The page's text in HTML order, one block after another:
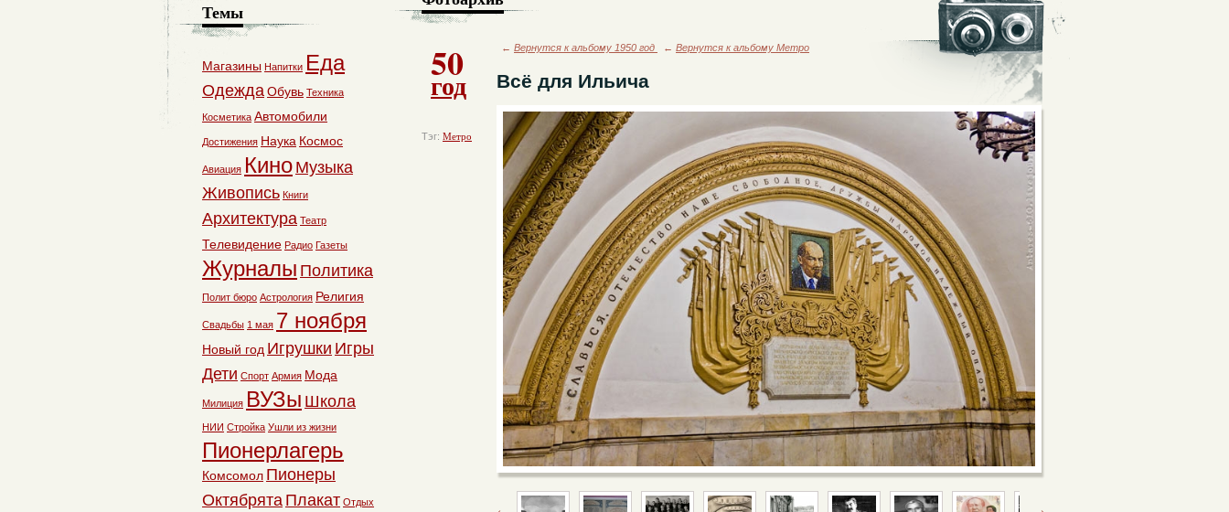
50
год
Тэг: Метро
← Вернутся к альбому 1950 год ← Вернутся к альбому Метро
Всё для Ильича
Темы
Магазины Напитки Еда
ОдеждаОбувь Техника
Косметика Автомобили
Достижения Наука Космос
Авиация Кино Музыка
Живопись Книги
Архитектура Театр
Телевидение Радио Газеты
Журналы Политика
Полит бюро Астрология Религия
Свадьбы 1 мая 7 ноября
Новый год Игрушки Игры
Дети Спорт Армия Мода
Милиция ВУЗы Школа
НИИ Стройка Ушли из жизни
Пионерлагерь
Комсомол Пионеры
Октябрята Плакат Отдых